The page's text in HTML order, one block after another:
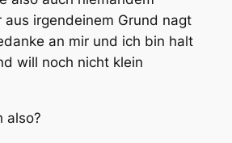
aus irgendeinem Grund nagt
an mir und ich bin halt
will noch nicht klein
also?